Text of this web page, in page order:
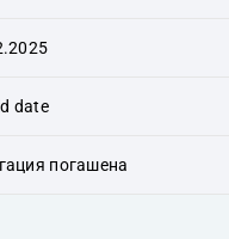
date
погашена